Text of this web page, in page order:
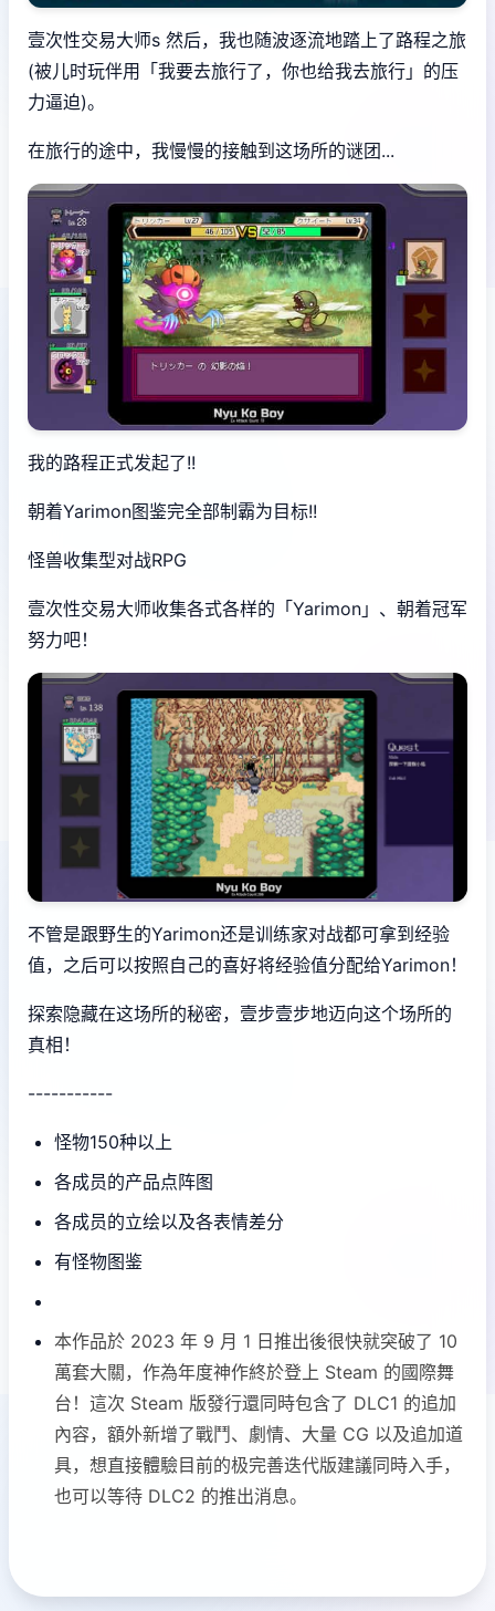
壹次性交易大师s 然后，我也随波逐流地踏上了路程之旅
(被儿时玩伴用「我要去旅行了，你也给我去旅行」的压
力逼迫)。
在旅行的途中，我慢慢的接触到这场所的谜团...
我的路程正式发起了!!
朝着Yarimon图鉴完全部制霸为目标!!
怪兽收集型对战RPG
壹次性交易大师收集各式各样的「Yarimon」、朝着冠军
努力吧！
不管是跟野生的Yarimon还是训练家对战都可拿到经验
值，之后可以按照自己的喜好将经验值分配给Yarimon！
探索隐藏在这场所的秘密，壹步壹步地迈向这个场所的
真相！
-----------
怪物150种以上
各成员的产品点阵图
各成员的立绘以及各表情差分
有怪物图鉴
本作品於 2023 年 9 月 1 日推出後很快就突破了 10
萬套大關，作為年度神作終於登上 Steam 的國際舞
台！這次 Steam 版發行還同時包含了 DLC1 的追加
內容，額外新增了戰鬥、劇情、大量 CG 以及追加道
具，想直接體驗目前的极完善迭代版建議同時入手，
也可以等待 DLC2 的推出消息。